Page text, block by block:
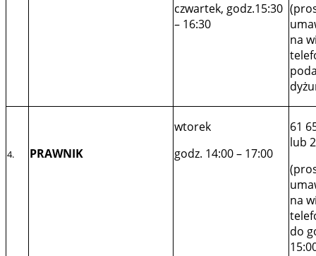
czwartek, godz.15:30
– 16:30
na
4. PRAWNIK
wtorek
godz. 14:00 – 17:00
61
lub
na
do